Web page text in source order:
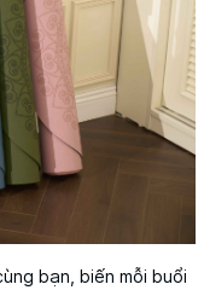
bạn, biến mỗi buổi